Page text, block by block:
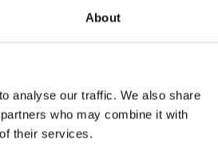
About
analyse our traffic. We also share
who may combine it with
their services.
und Maßnahmen zur
Namen, Kontaktdaten, E-